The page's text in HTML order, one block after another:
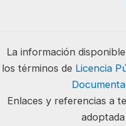
La información
los términos de Licencia
Enlaces y referencias a